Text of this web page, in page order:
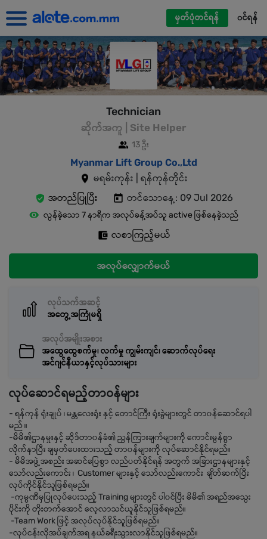
မှတ်ပုံတင်ရန် ၀င်ရန်
Technician
ဆိုက်အကူ | Site Helper
13 ဦး
Myanmar Lift Group Co.,Ltd
မရမ်းကုန်း | ရန်ကုန်တိုင်း
အတည်ပြုပြီး
တင်သောနေ့: 09 Jul 2026
လွန်ခဲ့သော 7 နာရီက အလုပ်ခန့်အပ်သူ active ဖြစ်နေခဲ့သည်
လစာကြည့်မယ်
အလုပ်လျှောက်မယ်
လုပ်သက်အဆင့်
အတွေ့အကြုံမရှိ
အလုပ်အမျိုးအစား
အထွေထွေစက်မှု၊ လက်မှု ကျွမ်းကျင်၊ ဆောက်လုပ်ရေး
အင်ဂျင်နီယာနှင့်လုပ်သားများ
လုပ်ဆောင်ရမည့်တာဝန်များ
- ရန်ကုန် ရုံးချုပ် ၊ မန္တလေးရုံး နှင့် တောင်ကြီး ရုံးခွဲများတွင် တာ၀န်ဆောင်ရပါ
မည် ။
-မိမိ၏ဌာနမှုးနှင့် ဆိုဒ်တာ၀န်ခံ၏ ညွန်ကြားချက်များကို ကောင်းမွန်စွာ
လိုက်နာပြီး ချမှတ်ပေးထားသည့် တာ၀န်များကို လုပ်ဆောင်နိုင်ရမည်။
- မိမိအဖွဲ့အစည်း အဆင်ပြေစွာ လည်ပတ်နိုင်ရန် အတွက် အခြားဌာနများနှင့်
သော်လည်းကောင်း ၊ Customer များနှင့် သော်လည်းကောင်း ချိတ်ဆက်ပြီး
လုပ်ကိုင်နိုင်သူဖြစ်ရမည်။
-ကုမ္ပဏီမှပြုလုပ်ပေးသည့် Training များတွင် ပါ၀င်ပြီး မိမိ၏ အရည်အသွေး
ပိုင်းကို တိုးတက်အောင် လေ့လာသင်ယူနိုင်သူဖြစ်ရမည်။
-Team Work ဖြင့် အလုပ်လုပ်နိုင်သူဖြစ်ရမည်။
-လုပ်ငန်းလိုအပ်ချက်အရ နယ်ခရီးသွားလာနိုင်သူဖြစ်ရမည်။